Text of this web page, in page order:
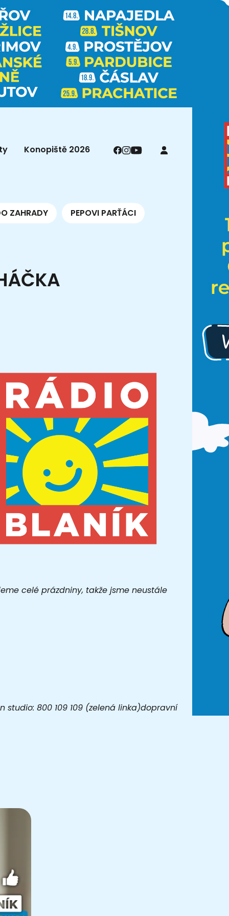
Konopiště 2026
ZAHRADY PEPOVI PARŤÁCI
celé prázdniny, takže jsme neustále
studio: 800 109 109 (zelená linka)dopravní